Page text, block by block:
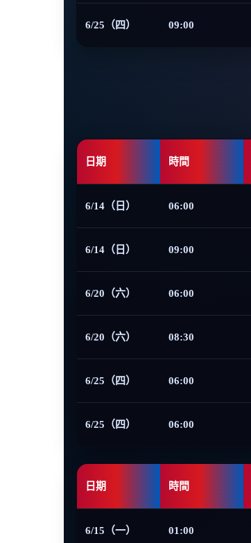
6/25（四） 09:00
日期 時間
6/14（日） 06:00
6/14（日） 09:00
6/20（六） 06:00
6/20（六） 08:30
6/25（四） 06:00
6/25（四） 06:00
日期 時間
6/15（一） 01:00